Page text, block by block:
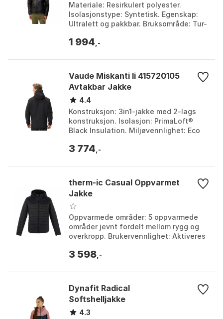
Materiale: Resirkulert polyester.
Isolasjonstype: Syntetisk. Egenskap:
Ultralett og pakkbar. Bruksområde: Tur-
caspian. ...
1 994 ,-
Vaude Miskanti Ii 415720105
Avtakbar Jakke
4.4
Konstruksjon: 3in1-jakke med 2-lags
konstruksjon. Isolasjon: PrimaLoft®
Black Insulation. Miljøvennlighet: Eco
merkert. Værbe...
3 774 ,-
therm-ic Casual Oppvarmet
Jakke
Oppvarmede områder: 5 oppvarmede
områder jevnt fordelt mellom rygg og
overkropp. Brukervennlighet: Aktiveres
lader/powerbank. Blueto...
3 598 ,-
Dynafit Radical
Softshelljakke
4.3